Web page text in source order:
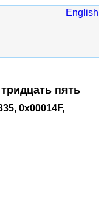
English
пять
0x00014F,